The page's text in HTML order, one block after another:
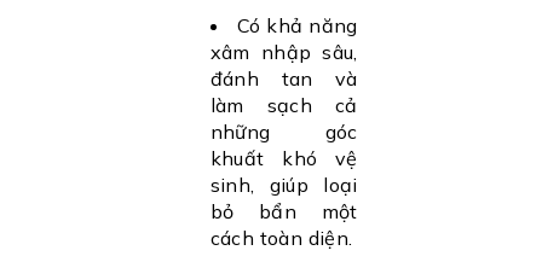
Có khả năng
xâm nhập sâu,
đánh tan và
làm sạch cả
những góc
khuất khó vệ
sinh, giúp loại
bỏ bẩn một
cách toàn diện.